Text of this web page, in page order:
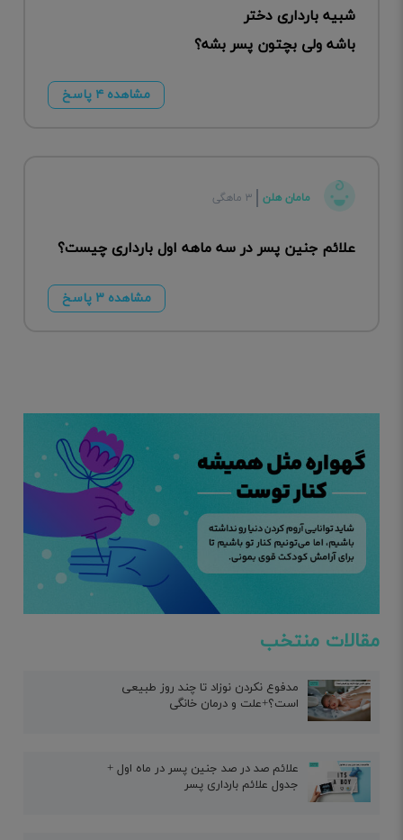
شبیه بارداری دختر
باشه ولی بچتون پسر بشه؟
مشاهده ۴ پاسخ
مامان هلن ۳ ماهگی
علائم جنین پسر در سه ماهه اول بارداری چیست؟
مشاهده ۳ پاسخ
مقالات منتخب
مدفوع نکردن نوزاد تا چند روز طبیعی
است؟+علت و درمان خانگی
علائم صد در صد جنین پسر در ماه اول +
جدول علائم بارداری پسر